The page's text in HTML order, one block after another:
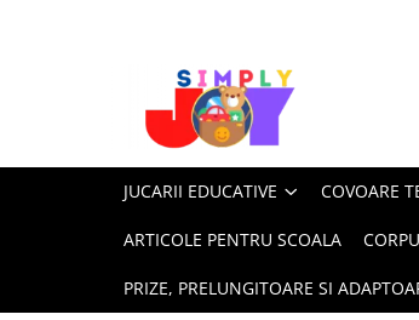
Jucarii bebelusi
Frumusete, bijuterii, accesorii
Imbracaminte femei
Costume de baie
Lenjerie intima
Sosete dama
JUCARII EDUCATIVE COVOARE
ARTICOLE PENTRU SCOALA
PRIZE, PRELUNGITOARE SI